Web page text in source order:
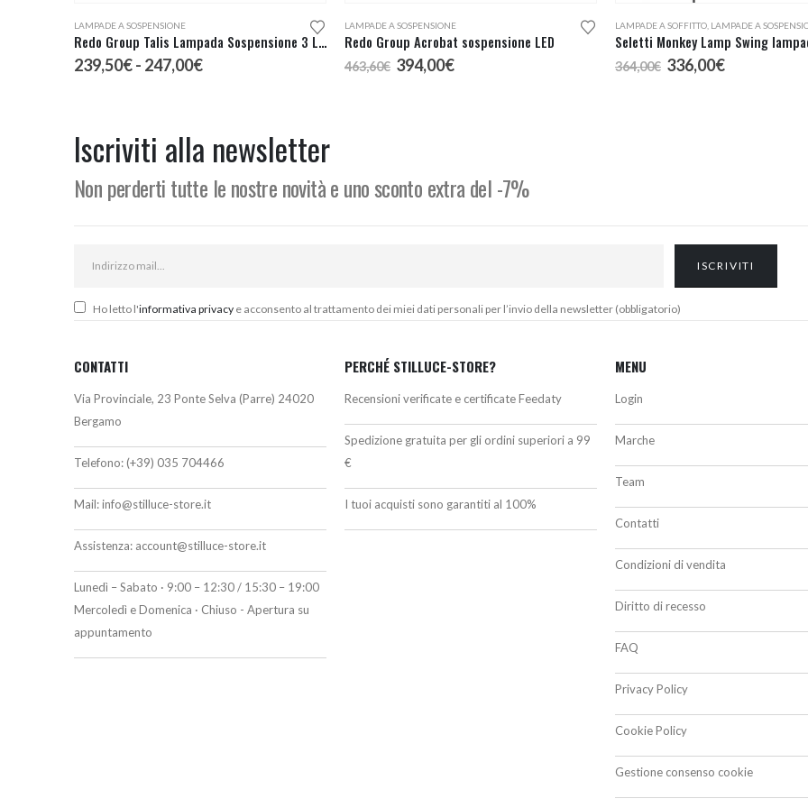
LAMPADE A SOSPENSIONE
Redo Group Talis Lampada Sospensione 3 Luci
239,50€- 247,00€Fascia
a
247,00€
LAMPADE A SOSPENSIONE
Redo Group Acrobat sospensione LED
463,60€ Il
prezzo
394,00€Il
LAMPADE A SOFFITTO LAMPADE A
364,00€ Il
prezzo
336,00€Il
Iscriviti alla newsletter
Non perderti tutte le nostre novità e uno sconto extra del -7%
Ho letto l'informativa privacy e acconsento al trattamento dei miei dati personali per l’invio della newsletter (obbligatorio)
CONTATTI
Via Provinciale, 23 Ponte Selva (Parre) 24020
Bergamo
Telefono: (+39) 035 704466
Mail:info@stilluce-store.it
Assistenza: account@stilluce-store.it
Lunedì – Sabato · 9:00 – 12:30 / 15:30 – 19:00
Mercoledì e Domenica · Chiuso - Apertura su
appuntamento
PERCHÉ STILLUCE-STORE?
Recensioni verificate e certificate Feedaty
Spedizione gratuita per gli ordini superiori a 99
€
I tuoi acquisti sono garantiti al 100%
MENU
Login
Marche
Team
Contatti
Condizioni di vendita
Diritto di recesso
FAQ
Privacy Policy
Cookie Policy
Gestione consenso cookie